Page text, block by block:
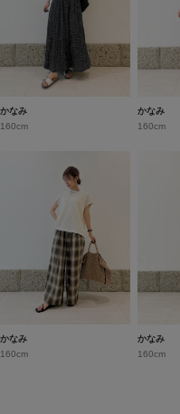
かなみ
160cm
かなみ
160cm
かなみ
160cm
かなみ
160cm